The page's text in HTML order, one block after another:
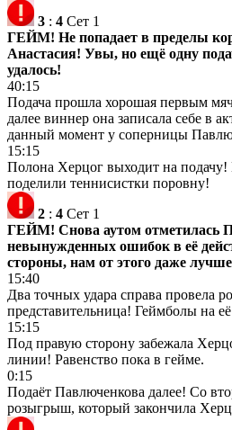
3 : 4 Сет 1
ГЕЙМ! Не попадает в пределы
Анастасия! Увы, но ещё одну
удалось!
40:15
Подача прошла хорошая первым
далее виннер она записала себе в
данный момент у соперницы
15:15
Полона Херцог выходит на подачу!
поделили теннисистки поровну!
2 : 4 Сет 1
ГЕЙМ! Снова аутом отметилась
невынужденных ошибок в её
стороны, нам от этого даже
15:40
Два точных удара справа провела
представительница! Геймболы на
15:15
Под правую сторону забежала
линии! Равенство пока в гейме.
0:15
Подаёт Павлюченкова далее! Со
розыгрыш, который закончила